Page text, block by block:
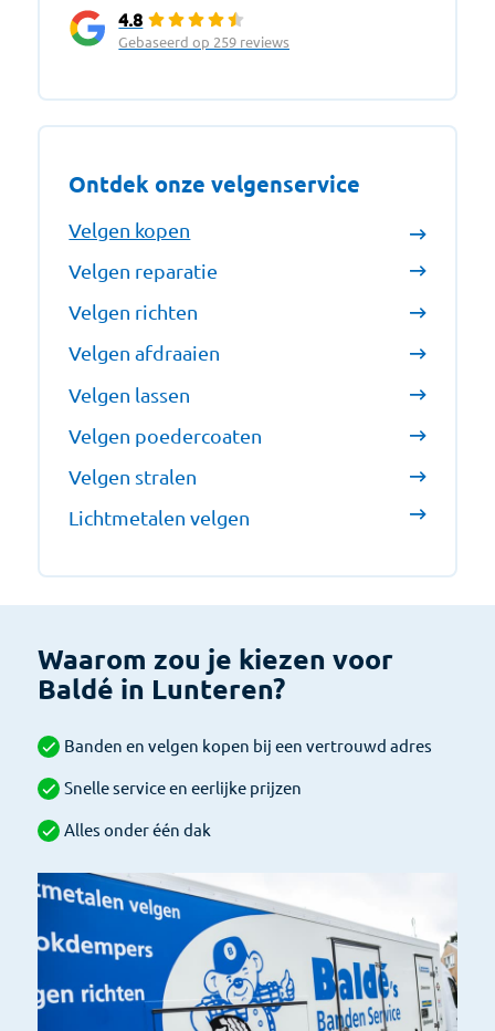
4.8
Gebaseerd op 259 reviews
Ontdek onze velgenservice
Velgen kopen
Velgen reparatie
Velgen richten
Velgen afdraaien
Velgen lassen
Velgen poedercoaten
Velgen stralen
Lichtmetalen velgen
Waarom zou je kiezen voor
Baldé in Lunteren?
Banden en velgen kopen bij een vertrouwd adres
Snelle service en eerlijke prijzen
Alles onder één dak